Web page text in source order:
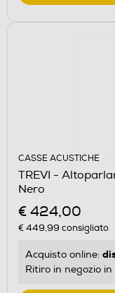
CASSE ACUSTICHE
TREVI -
Nero
€ 424,00
€ 449,99 consigliato
Acquisto online:
Ritiro in negozio